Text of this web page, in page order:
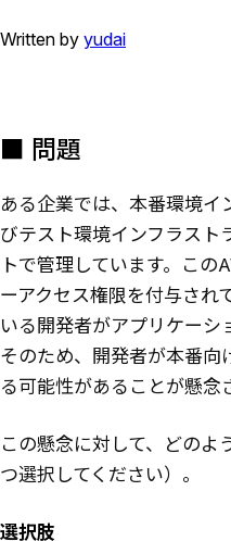
Written by yudai
■ 問題
ある企業では、本番環境イ
びテスト環境インフラスト
トで管理しています。この
ーアクセス権限を付与され
いる開発者がアプリケーシ
そのため、開発者が本番向
る可能性があることが懸念
この懸念に対して、どのよ
つ選択してください）。
選択肢